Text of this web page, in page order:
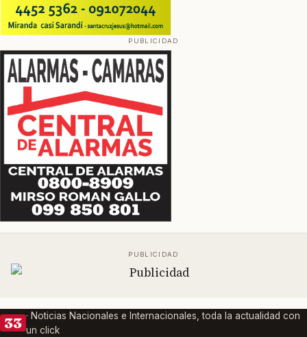
33 · Noticias Nacionales e Internacionales, toda la actualidad con
un click